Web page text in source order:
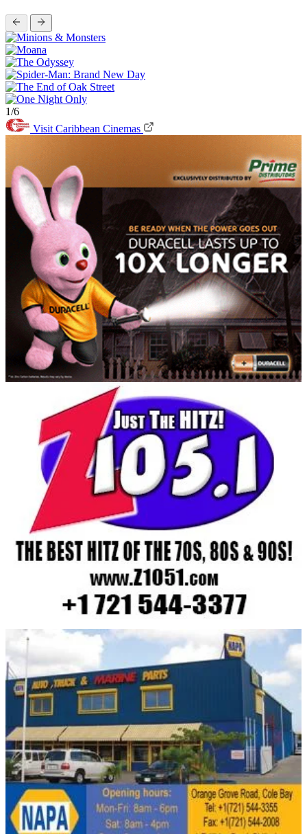
1/6
Visit Caribbean Cinemas